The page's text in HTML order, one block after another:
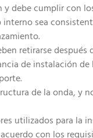
debe cumplir con
sea
retirarse después
de instalación
de la onda, y
utilizados para la